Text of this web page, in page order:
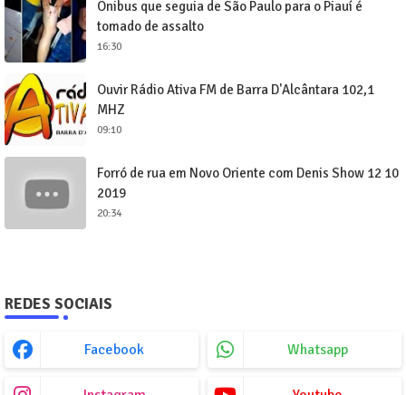
Ônibus que seguia de São Paulo para o Piauí é
tomado de assalto
16:30
Ouvir Rádio Ativa FM de Barra D'Alcântara 102,1
MHZ
09:10
Forró de rua em Novo Oriente com Denis Show 12 10
2019
20:34
REDES SOCIAIS
Facebook Whatsapp